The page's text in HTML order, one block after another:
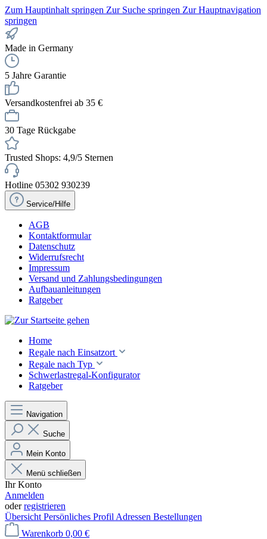
Zum Hauptinhalt springen Zur Suche springen Zur Hauptnavigation
springen
Made in Germany
5 Jahre Garantie
Versandkostenfrei ab 35 €
30 Tage Rückgabe
Trusted Shops: 4,9/5 Sternen
Hotline 05302 930239
Service/Hilfe
AGB
Kontaktformular
Datenschutz
Widerrufsrecht
Impressum
Versand und Zahlungsbedingungen
Aufbauanleitungen
Ratgeber
Home
Regale nach Einsatzort
Regale nach Typ
Schwerlastregal-Konfigurator
Ratgeber
Navigation
Suche
Mein Konto
Menü schließen
Ihr Konto
Anmelden
oderregistrieren
Übersicht Persönliches Profil Adressen Bestellungen
Warenkorb 0,00 €